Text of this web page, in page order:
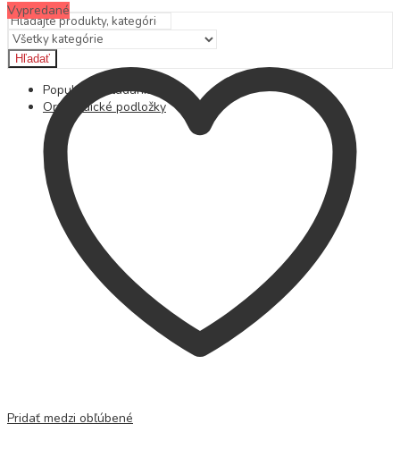
Hľadať
Populárne hľadania
Ortopedické podložky
Vypredané
Pridať medzi obľúbené